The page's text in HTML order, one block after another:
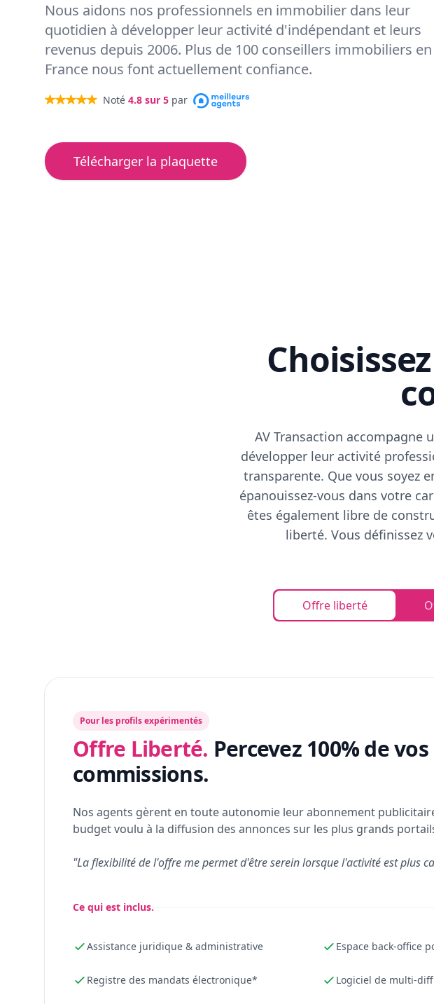
Nous aidons nos professionnels en immobilier dans leur
quotidien à développer leur activité d'indépendant et leurs
revenus depuis 2006. Plus de 100 conseillers immobiliers en
France nous font actuellement confiance.
Noté 4.8 sur 5 par
Télécharger la plaquette
AV Transaction accompagne
développer leur activité
transparente. Que vous soyez
épanouissez-vous dans votre
êtes également libre de
liberté. Vous définissez
Offre liberté
Pour les profils expérimentés
Offre Liberté. Percevez 100% de vos
commissions.
Nos agents gèrent en toute autonomie leur abonnement
budget voulu à la diffusion des annonces sur les plus grands
"La flexibilité de l'offre me permet d'être serein lorsque l'activité est plus
Ce qui est inclus.
Assistance juridique & administrative Espace back-office
Registre des mandats électronique* Logiciel de multi-